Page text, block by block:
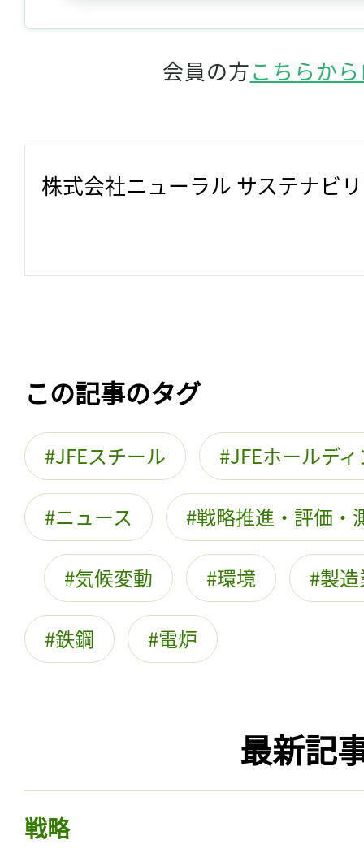
会員の方こちらか
株式会社ニューラル サステナビ
この記事のタグ
JFEスチール JFEホールデ
ニュース 戦略推進・評価・
気候変動 環境 製
鉄鋼 電炉
最新記
戦略